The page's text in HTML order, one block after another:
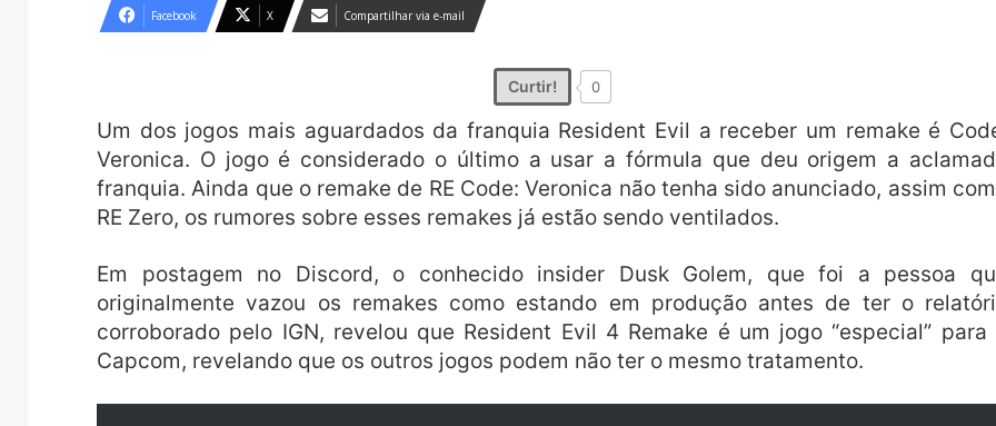
Facebook X Compartilhar via e-mail
Curtir! 0
Um dos jogos mais aguardados da franquia Resident Evil a receber um remake é
Veronica. O jogo é considerado o último a usar a fórmula que deu origem a
franquia. Ainda que o remake de RE Code: Veronica não tenha sido anunciado, assim
RE Zero, os rumores sobre esses remakes já estão sendo ventilados.
Em postagem no Discord, o conhecido insider Dusk Golem, que foi a pessoa
originalmente vazou os remakes como estando em produção antes de ter o
corroborado pelo IGN, revelou que Resident Evil 4 Remake é um jogo “especial” para
Capcom, revelando que os outros jogos podem não ter o mesmo tratamento.